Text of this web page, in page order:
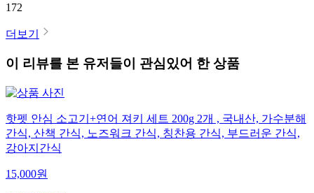
172
더보기
이 리뷰를 본 유저들이 관심있어 한 상품
핫펫 안심 소고기+연어 져키 세트 200g 2개 , 국내산, 가수분해
간식, 산책 간식, 노즈워크 간식, 칭찬용 간식, 부드러운 간식,
강아지간식
15,000원